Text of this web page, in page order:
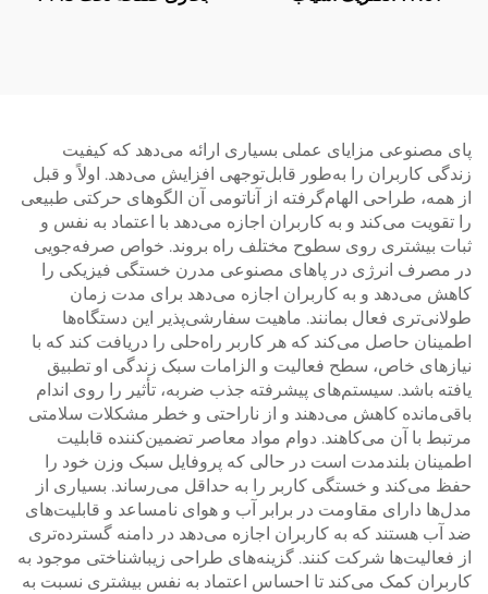
پای مصنوعی مزایای عملی بسیاری ارائه می‌دهد که کیفیت
زندگی کاربران را به‌طور قابل‌توجهی افزایش می‌دهد. اولاً و قبل
از همه، طراحی الهام‌گرفته از آناتومی آن الگوهای حرکتی طبیعی
را تقویت می‌کند و به کاربران اجازه می‌دهد با اعتماد به نفس و
ثبات بیشتری روی سطوح مختلف راه بروند. خواص صرفه‌جویی
در مصرف انرژی در پاهای مصنوعی مدرن خستگی فیزیکی را
کاهش می‌دهد و به کاربران اجازه می‌دهد برای مدت زمان
طولانی‌تری فعال بمانند. ماهیت سفارشی‌پذیر این دستگاه‌ها
اطمینان حاصل می‌کند که هر کاربر راه‌حلی را دریافت کند که با
نیازهای خاص، سطح فعالیت و الزامات سبک زندگی او تطبیق
یافته باشد. سیستم‌های پیشرفته جذب ضربه، تأثیر را روی اندام
باقی‌مانده کاهش می‌دهند و از ناراحتی و خطر مشکلات سلامتی
مرتبط با آن می‌کاهند. دوام مواد معاصر تضمین‌کننده قابلیت
اطمینان بلندمدت است در حالی که پروفایل سبک وزن خود را
حفظ می‌کند و خستگی کاربر را به حداقل می‌رساند. بسیاری از
مدل‌ها دارای مقاومت در برابر آب و هوای نامساعد و قابلیت‌های
ضد آب هستند که به کاربران اجازه می‌دهد در دامنه گسترده‌تری
از فعالیت‌ها شرکت کنند. گزینه‌های طراحی زیباشناختی موجود به
کاربران کمک می‌کند تا احساس اعتماد به نفس بیشتری نسبت به